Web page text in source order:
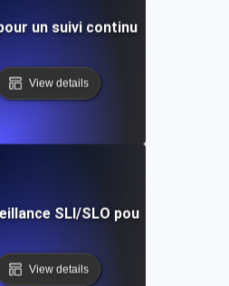
un suivi continu des SLI/SLO
View details
SLI/SLO pour les APIs :
View details